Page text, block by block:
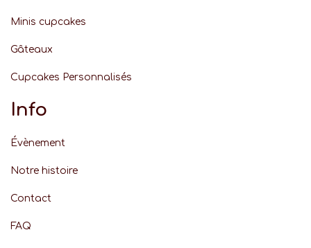
Minis cupcakes
Gâteaux
Cupcakes Personnalisés
Info
Évènement
Notre histoire
Contact
FAQ